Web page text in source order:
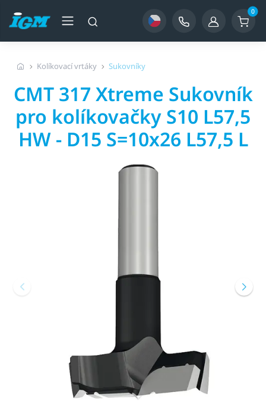
0
Kolíkovací vrtáky Sukovníky
CMT 317 Xtreme Sukovník
pro kolíkovačky S10 L57,5
HW - D15 S=10x26 L57,5 L